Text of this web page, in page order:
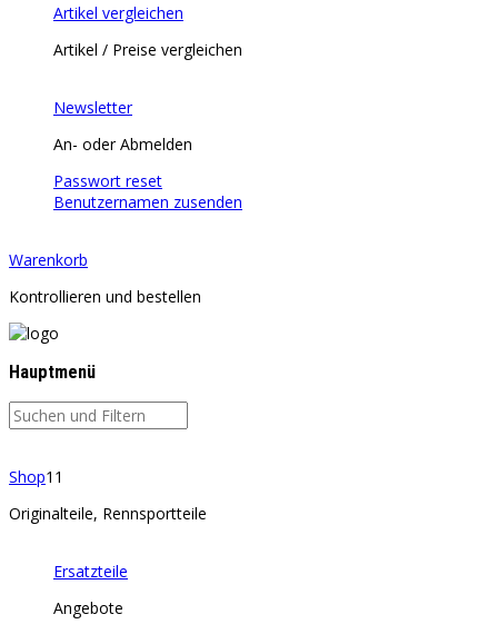
Artikel vergleichen
Artikel / Preise vergleichen
Newsletter
An- oder Abmelden
Passwort reset
Benutzernamen zusenden
Warenkorb
Kontrollieren und bestellen
Hauptmenü
Shop11
Originalteile, Rennsportteile
Ersatzteile
Angebote